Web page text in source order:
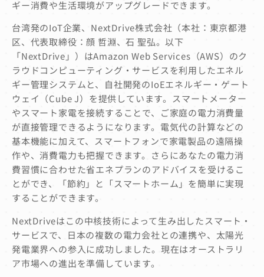
ギー消費や生活環境がアップグレードできます。
台湾発のIoT企業、NextDrive株式会社（本社：東京都港
区、代表取締役：顔 哲淵、石 聖弘。以下
「NextDrive」）はAmazon Web Services（AWS）のク
ラウドコンピューティング・サービスを利用したエネル
ギー管理システムと、自社開発のIoEエネルギー・ゲート
ウェイ（Cube J）を提供しています。スマートメーター
やスマート家電を接続することで、ご家庭の電力消費量
が直接管理できるようになります。電気代の計算などの
基本機能に加えて、スマートフォンで家電製品の遠隔操
作や、消費電力も把握できます。さらにあなたの電力消
費習慣に合わせた省エネプランのアドバイスを受けるこ
とができ、「節約」と「スマートホーム」を簡単に実現
することができます。
NextDriveはこの中核技術によって生み出したスマート・
サービスで、日本の複数の電力会社との連携や、太陽光
発電業界への参入に成功しました。現在はオーストラリ
ア市場への進出を準備しています。